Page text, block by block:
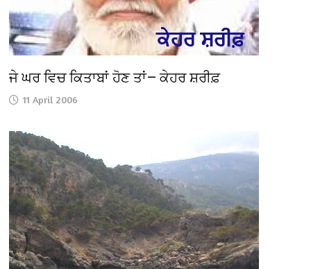
ਜੇ ਘਰ ਵਿਚ ਕਿਤਾਬਾਂ ਹੋਣ ਤਾਂ— ਕੇਹਰ ਸ਼ਰੀਫ਼
11 April 2006